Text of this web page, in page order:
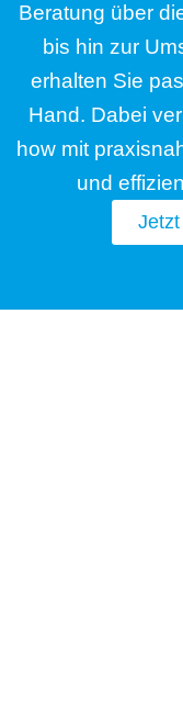
Beratung über
bis hin zur
erhalten Sie
Hand. Dabei
how mit
und